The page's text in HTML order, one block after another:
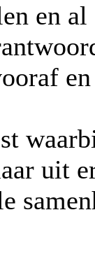
en
uit